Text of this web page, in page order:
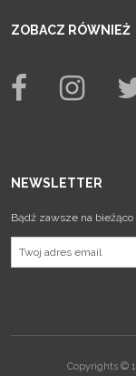
ZOBACZ RÓWNIEŻ
NEWSLETTER
Bądź zawsze na
Copyrights ©